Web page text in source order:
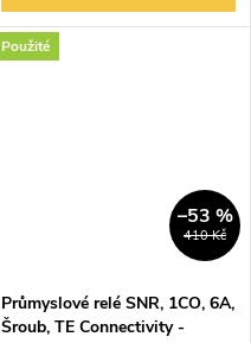
Použité
410 Kč
–53 %
Průmyslové relé SNR, 1CO, 6A,
Šroub, TE Connectivity -